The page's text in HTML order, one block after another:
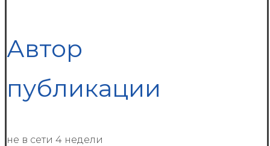
Автор
публикации
не в сети 4 недели